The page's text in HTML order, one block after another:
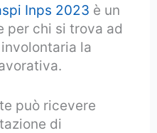
Inps 2023 è un
per chi si trova ad
la
può ricevere
di